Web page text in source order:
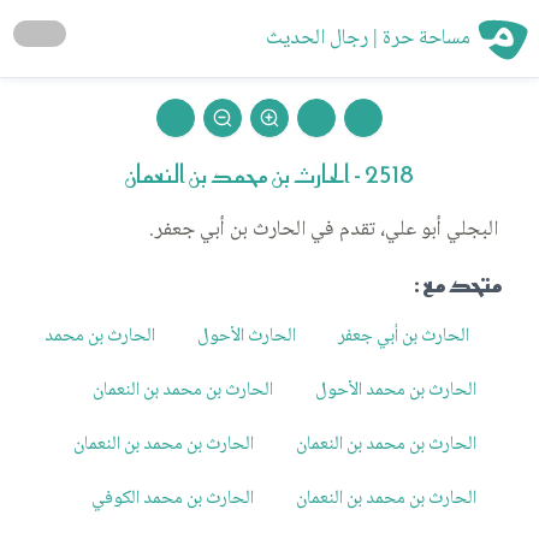
مساحة حرة | رجال الحديث
2518 - الحارث بن محمد بن النعمان
البجلي أبو علي، تقدم في الحارث بن أبي جعفر.
متحد مع :
الحارث بن أبي جعفر الحارث الأحول
الحارث بن محمد
الحارث بن محمد الأحول
الحارث بن محمد بن النعمان
الحارث بن محمد بن النعمان
الحارث بن محمد بن النعمان
الحارث بن محمد بن النعمان
الحارث بن محمد الكوفي